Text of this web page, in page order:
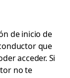
de inicio de
que
acceder. Si
no te